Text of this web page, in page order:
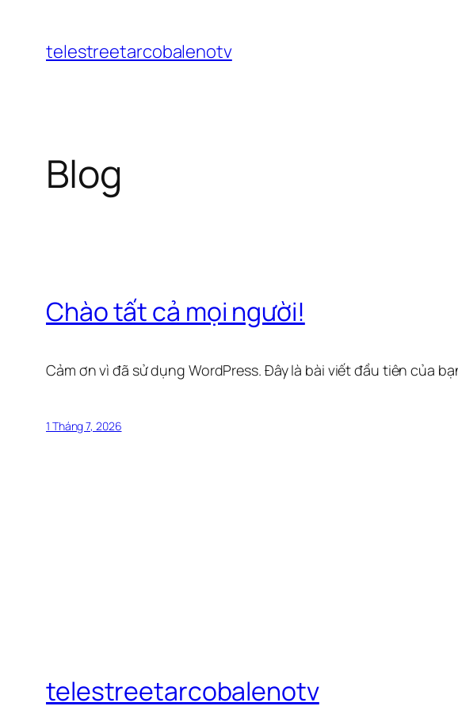
telestreetarcobalenotv
Blog
Chào tất cả mọi người!
Cảm ơn vì đã sử dụng WordPress. Đây là bài viết đầu tiên của
1 Tháng 7, 2026
telestreetarcobalenotv